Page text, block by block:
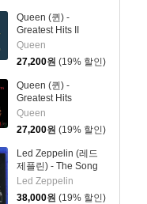
Queen (퀸) -
Greatest Hits II
Queen
27,200원 (19% 할인)
Queen (퀸) -
Greatest Hits
Queen
27,200원 (19% 할인)
Led Zeppelin (레드
제플린) - The Song
Remains The Same
Led Zeppelin
38,000원 (19% 할인)